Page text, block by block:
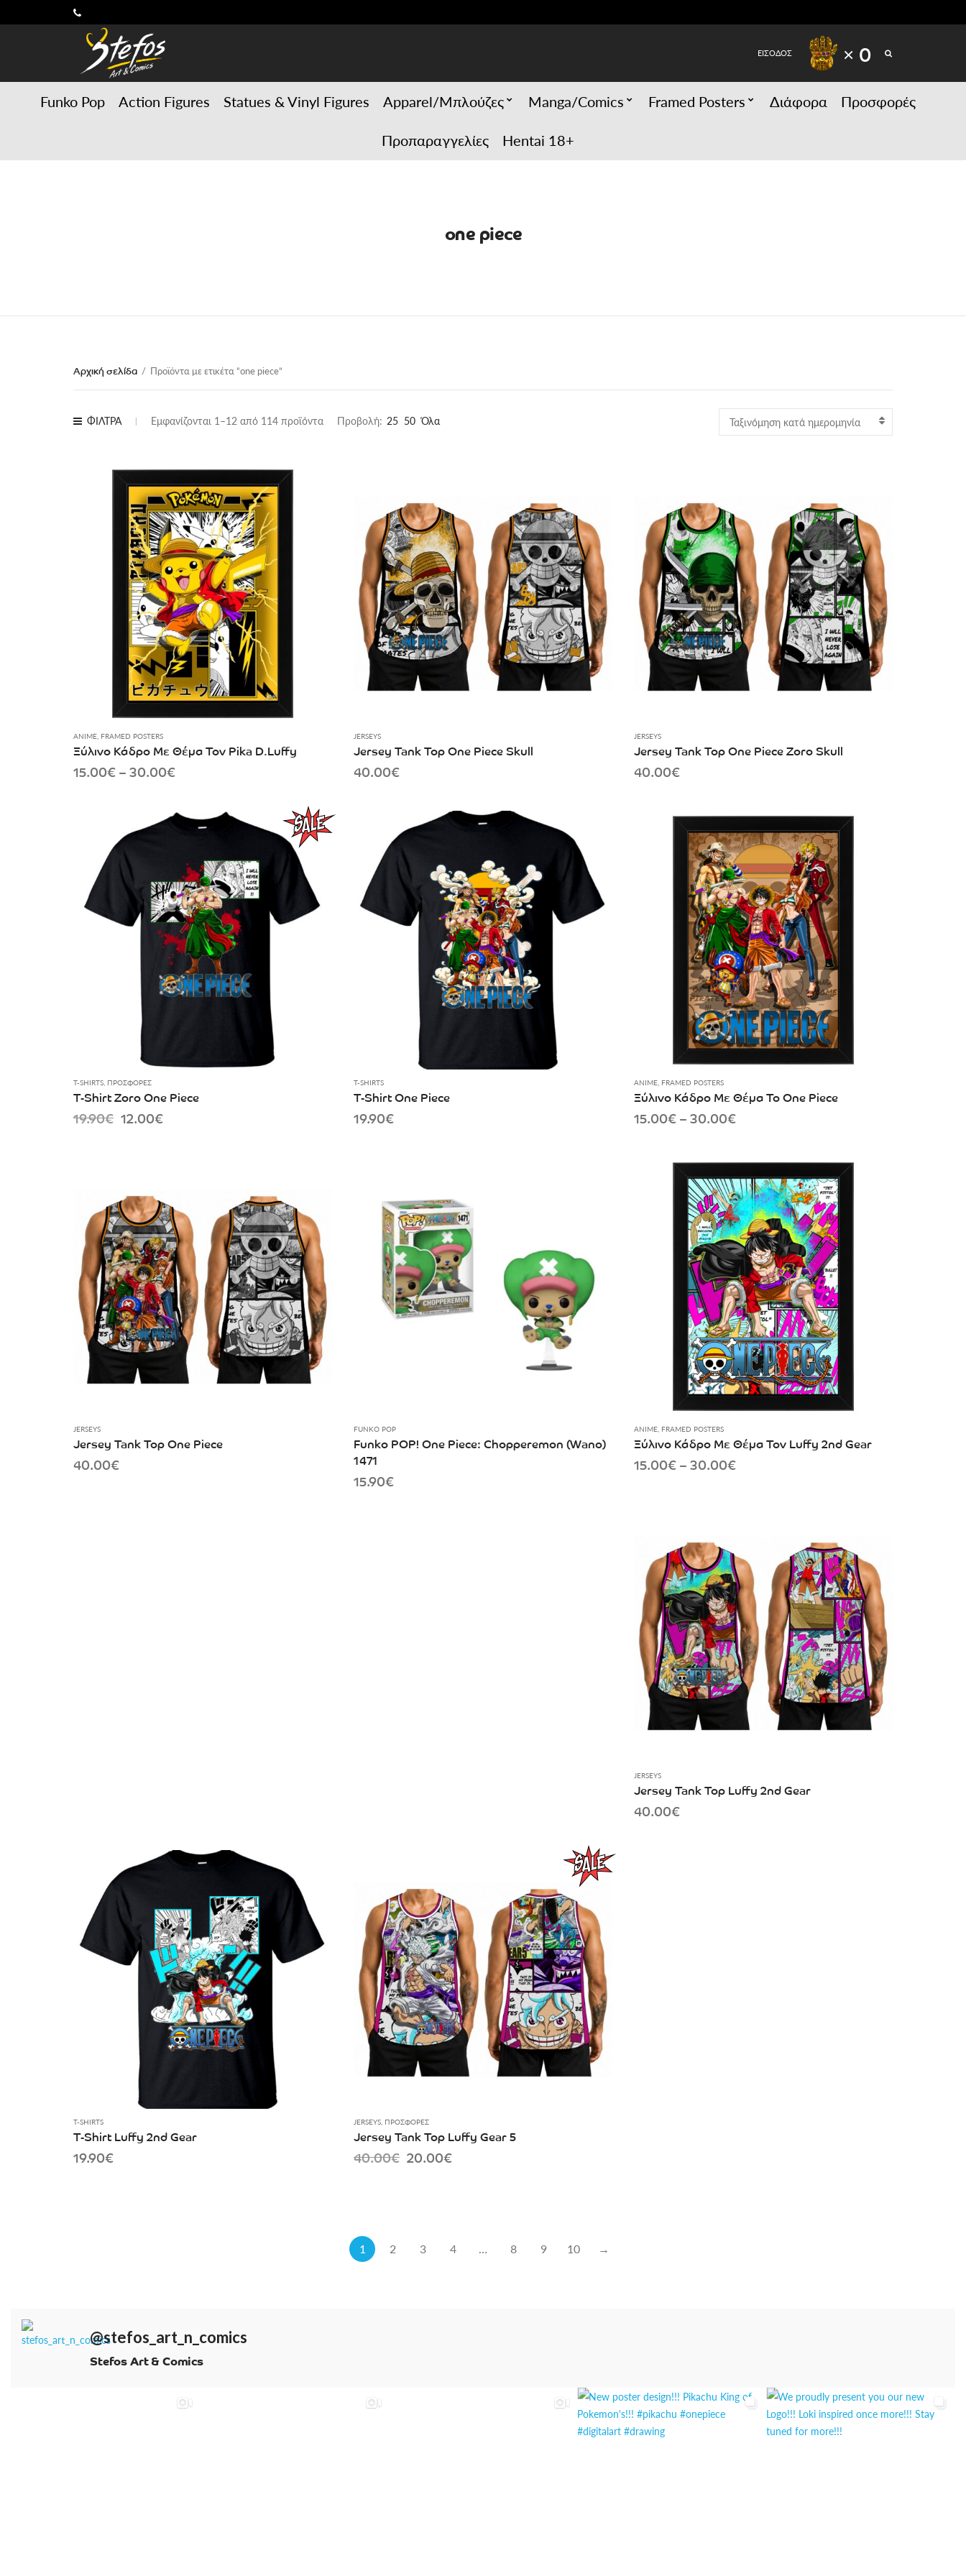
ΕΙΣΟΔΟΣ × 0
Funko Pop Action Figures Statues & Vinyl Figures Apparel/Μπλούζες Manga/Comics Framed Posters Διάφορα
Προσφορές
Προπαραγγελίες
Hentai 18+
one piece
Αρχική σελίδα / Προϊόντα με ετικέτα “one piece”
ΦΙΛΤΡΑ Εμφανίζονται 1–12 από 114 προϊόντα Sorted
Προβολή: 25 50 Όλα
ANIME, FRAMED POSTERS
Ξύλινο Κάδρο Με Θέμα Τον Pika D.Luffy
15.00€–30.00€Price
15.00€
through
30.00€
JERSEYS
Jersey Tank Top One Piece Skull
40.00€
JERSEYS
Jersey Tank Top One Piece Zoro Skull
40.00€
T-SHIRTS, ΠΡΟΣΦΟΡΈΣ
T-Shirt Zoro One Piece
19.90€ Original
12.00€Current
T-SHIRTS
T-Shirt One Piece
19.90€
ANIME, FRAMED POSTERS
Ξύλινο Κάδρο Με Θέμα Το One Piece
15.00€–30.00€Price
15.00€
through
30.00€
JERSEYS
Jersey Tank Top One Piece
40.00€
FUNKO POP
Funko POP! One Piece: Chopperemon (Wano)
1471
15.90€
ANIME, FRAMED POSTERS
Ξύλινο Κάδρο Με Θέμα Τον Luffy 2nd Gear
15.00€–30.00€Price
30.00€
JERSEYS
Jersey Tank Top Luffy 2nd Gear
40.00€
T-SHIRTS
T-Shirt Luffy 2nd Gear
19.90€
JERSEYS, ΠΡΟΣΦΟΡΈΣ
Jersey Tank Top Luffy Gear 5
40.00€ Original
20.00€Current
1 2 3 4 … 8 9 10 →
@stefos_art_n_comics
Stefos Art & Comics